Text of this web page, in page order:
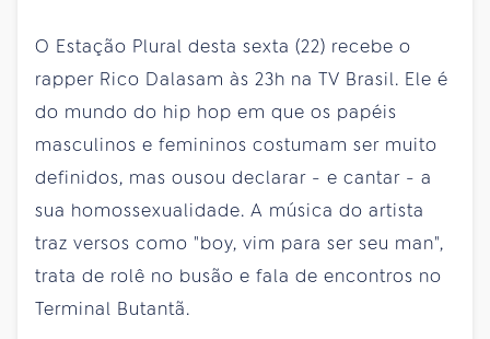
O Estação Plural desta sexta (22) recebe o
rapper Rico Dalasam às 23h na TV Brasil. Ele é
do mundo do hip hop em que os papéis
masculinos e femininos costumam ser muito
definidos, mas ousou declarar - e cantar - a
sua homossexualidade. A música do artista
traz versos como "boy, vim para ser seu man",
trata de rolê no busão e fala de encontros no
Terminal Butantã.